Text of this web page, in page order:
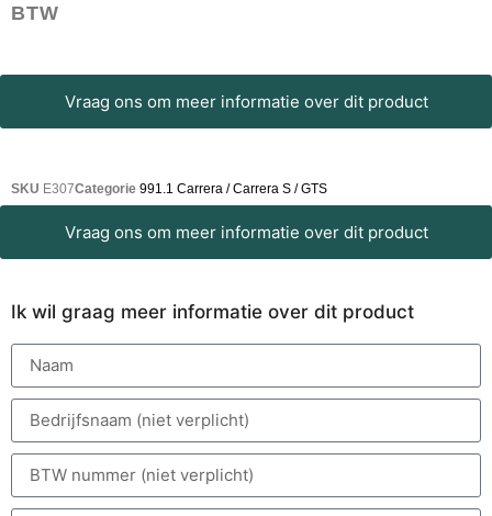
BTW
Vraag ons om meer informatie over dit product
SKU E307Categorie 991.1 Carrera / Carrera S / GTS
Vraag ons om meer informatie over dit product
Ik wil graag meer informatie over dit product